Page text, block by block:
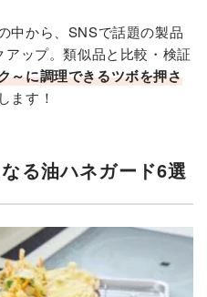
中から、SNSで話題の製品
ップ。類似品と比較・検証
～に調理できるツボを押さ
ます！
る油ハネガード6選